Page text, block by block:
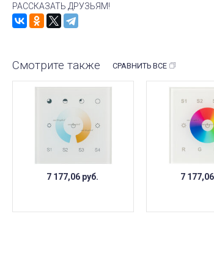
РАССКАЗАТЬ ДРУЗЬЯМ!
Смотрите также СРАВНИТЬ ВСЕ
7 177,06 руб. 7 177,06